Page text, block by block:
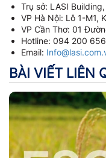
Trụ sở: LASI
VP Hà Nội: Lô 1-M1,
VP Cần Thơ: 01
Hotline: 094 200
Email:
BÀI VIẾT LIÊN